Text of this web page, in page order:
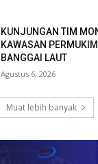
KUNJUNGAN TIM
KAWASAN
BANGGAI LAUT
Agustus 6, 2026
Muat lebih banyak